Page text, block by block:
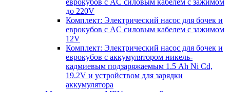
еврокубов с AC силовым кабелем с зажимом
до 220V
Комплект: Электрический насос для бочек и
еврокубов с AC силовым кабелем с зажимом
12V
Комплект: Электрический насос для бочек и
еврокубов с аккумулятором никель-
кадмиевым подзаряжаемым 1.5 Ah Ni Cd,
19.2V и устройством для зарядки
аккумулятора